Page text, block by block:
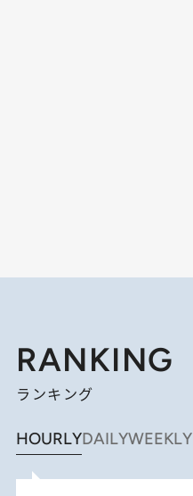
RANKING
ランキング
HOURLYDAILYWEEKLY